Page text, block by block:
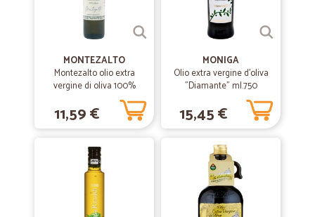
MONTEZALTO
Montezalto olio extra
vergine di oliva 100%
11,59 €
MONIGA
Olio extra vergine d'oliva
"Diamante" ml.750
15,45 €